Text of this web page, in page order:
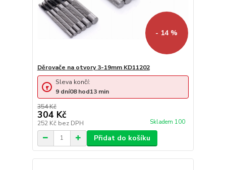
- 14 %
Děrovače na otvory 3-19mm KD11202
354 Kč
304 Kč
252 Kč bez DPH Skladem 100
Sleva končí:
9 dní08hod13 min
Přidat do košíku